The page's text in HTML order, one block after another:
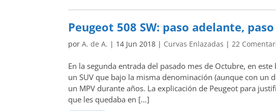
Peugeot 508 SW: paso adelante,
porA. de A. | 14 Jun 2018 | Curvas Enlazadas | 22
En la segunda entrada del pasado mes de Octubre, en
un SUV que bajo la misma denominación (aunque con un
un MPV durante años. La explicación de Peugeot para
que les quedaba en […]